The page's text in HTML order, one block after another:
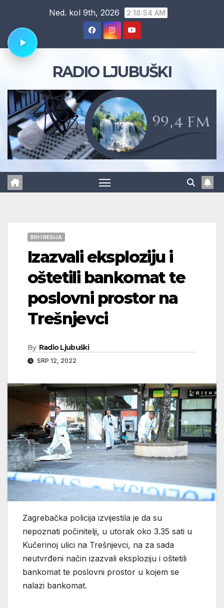
content
Ned. kol 9th, 2026 2:18:54 AM
RADIO LJUBUŠKI
BIH I REGIJA
Izazvali eksploziju i
oštetili bankomat te
poslovni prostor na
Trešnjevci
By Radio Ljubuški
SRP 12, 2022
Zagrebačka policija izvijestila je da su
nepoznati počinitelji, u utorak oko 3.35 sati u
Kučerinoj ulici na Trešnjevci, na za sada
neutvrđeni način izazvali eksploziju i oštetili
bankomat te poslovni prostor u kojem se
nalazi bankomat.